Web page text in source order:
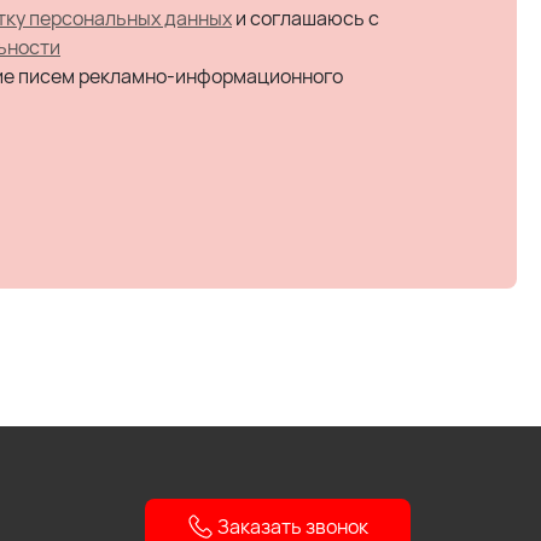
персональных данныхи соглашаюсь c
писем рекламно-информационного
Заказать звонок